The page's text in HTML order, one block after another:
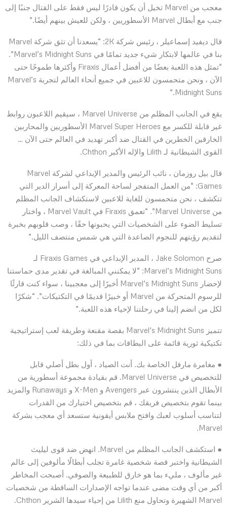
معجب من Marvel تخيل أن يكون قادرًا ليس فقط على القتال جنبًا إلى
جنب مع أبطال Marvel الأسطوريين ، ولكن للعيش بينهم أيضًا.”
قال ديفيد إسماعيلر ، رئيس شركة 2K: “يسعدنا أن تثق شركة Marvel
بنا في عالمها لابتكار شيء جديد تمامًا في Marvel’s Midnight Suns”.
“تمثل هذه اللعبة بعضًا من أفضل أعمال Firaxis وأكثرها طموحًا حتى
الآن ، ونحن متحمسون للاعبين في جميع أنحاء العالم لتجربة Marvel’s
Midnight Suns.”
يقع في الجانب المظلم من Marvel Universe ، سيقيم اللاعبون روابط
غير قابلة للكسر مع Marvel Super Heroes الأسطوريين والمحاربين
الخارقين الخطرين في القتال ضد أكبر تهديد في العالم حتى الآن …
القوى الشيطانية لـ Lilith والإله الأكبر Chthon.
قال بيل روزمان ، نائب الرئيس والمدير الإبداعي لشركة Marvel
Games: “من العمل المتفجر لساحة المعركة إلى أسرار الدير التي
تتكشف ، نحن متحمسون للغاية للاعبين لاستكشاف الجانب المظلم
من Marvel Universe”. “تعمق Firaxis في Marvel Vault ، واختار
تسليط الضوء على الشخصيات التي يحبونها حقًا ، وصب قلوبهم بخبرة
لتقديم رؤيتهم للنجوم الصاعدة التي هي شمس منتصف الليل.”
صرح Jake Solomon ، المدير الإبداعي في Firaxis Games لـ
Marvel’s Midnight Suns: “لا يمكنني المبالغة في تقدير مدى حماستنا
لإحضار Marvel’s Midnight Suns أخيرًا إلى معجبينا ، سواء كنت قارئًا
للرسوم المتحركة من Marvel أو خبيرًا قديمًا في التكتيكات”. “شكرًا
لكل من انضم إلينا في رحلتنا لإحياء هذه اللعبة.”
تتميز Marvel’s Midnight Suns بقصة مقنعة وطريقة لعب إستراتيجية
تكتيكية ثورية قائمة على البطاقات بما في ذلك:
● مغامرة مارفل الخاصة بك. أنت الصياد ، أول بطل أصلي قابل
للتخصيص في Marvel Universe. قم بقيادة مجموعة أسطورية من
الأبطال الذين ينتشرون عبر Avengers و X-Men و Runaways والمزيد
بينما تقوم بتخصيص فريقك ، قم بتخصيص اختيارك من القدرات
لتناسب أسلوب لعبك وافتح ملابس أيقونية ستسعد أي معجب بشركة
Marvel.
● استكشف الجانب المظلم من Marvel. انهض ضد قوى ليليث
الشيطانية واختبر قصة شخصية غامرة تجلب أبطالًا مألوفين إلى عالم
غير مألوف ، مليء بما هو خارق للطبيعة والصوفي. أصبحت المخاطر
أكبر من أي وقت مضى عندما تواجه الإصدارات الساقطة من شخصيات
Marvel الشهيرة وتحاول منع Lilith من إحياء سيدها الشرير Chthon.